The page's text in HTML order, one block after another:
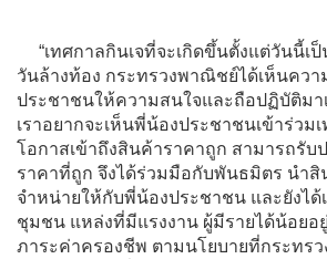
“เทศกาลกินเจที่จะเกิดขึ้นตั้งแต่วันนี้เ
วันล้างท้อง กระทรวงพาณิชย์ได้เห็นคว
ประชาชนให้ความสนใจและถือปฏิบัติมา
เราอยากจะเห็นพี่น้องประชาชนเข้าร่วม
โอกาสเข้าถึงสินค้าราคาถูก สามารถรับ
ราคาที่ถูก จึงได้ร่วมมือกับพันธมิตร นำสิ
จำหน่ายให้กับพี่น้องประชาชน และยังได้
ชุมชน แหล่งที่มีแรงงาน ผู้มีรายได้น้อยอ
ภาระค่าครองชีพ ตามนโยบายที่กระทร